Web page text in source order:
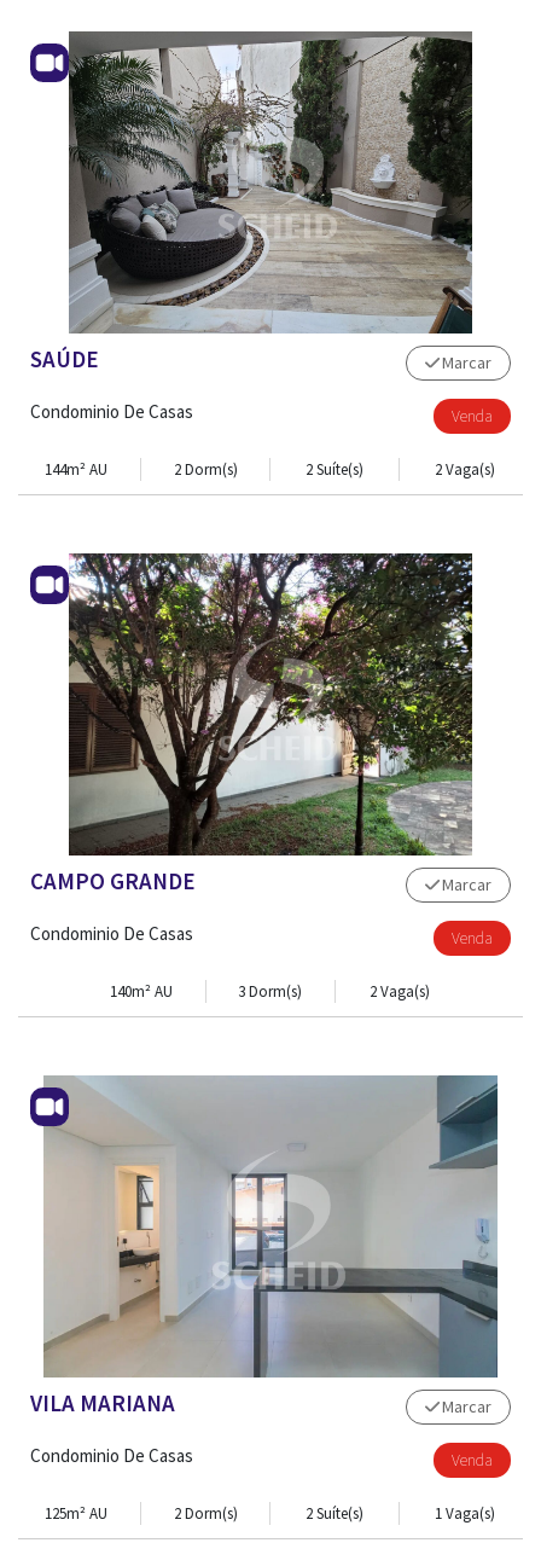
SAÚDE
Condominio De Casas
Marcar
Venda
144m² AU 2 Dorm(s) 2 Suíte(s) 2 Vaga(s)
CAMPO GRANDE
Condominio De Casas
Marcar
Venda
140m² AU 3 Dorm(s) 2 Vaga(s)
VILA MARIANA
Condominio De Casas
Marcar
Venda
125m² AU 2 Dorm(s) 2 Suíte(s) 1 Vaga(s)